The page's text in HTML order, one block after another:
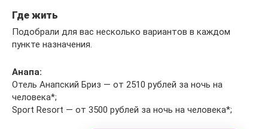
Где жить
Подобрали для вас несколько вариантов в каждом
пункте назначения.
Анапа:
Отель Анапский Бриз — от 2510 рублей за ночь на
человека*;
Sport Resort — от 3500 рублей за ночь на человека*;